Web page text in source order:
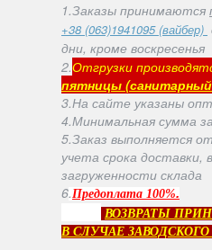
1.Заказы принимаются
+38 (063)1941095 (вайбер)
дни, кроме воскресенья
2.Отгрузки
пятницы (санитарный
3.На сайте указаны
4.Минимальная сумма
5.Заказ выполняется
учета срока доставки,
загруженности склада
6.Предоплата 100%.
ВОЗВРАТЫ
В СЛУЧАЕ ЗАВОДСКОГО